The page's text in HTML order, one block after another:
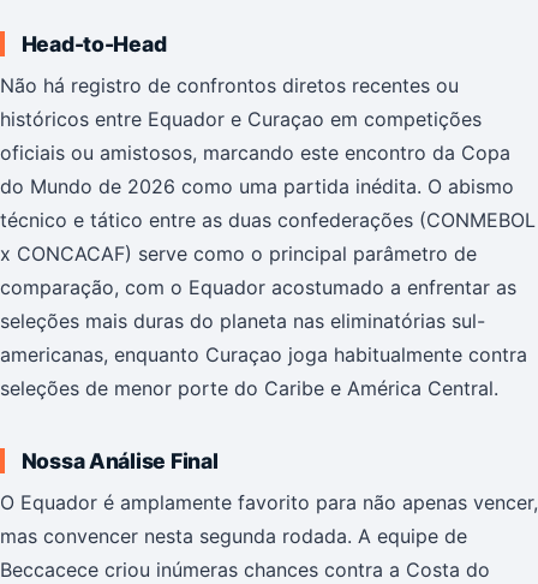
Head-to-Head
Não há registro de confrontos diretos recentes ou
históricos entre Equador e Curaçao em competições
oficiais ou amistosos, marcando este encontro da Copa
do Mundo de 2026 como uma partida inédita. O abismo
técnico e tático entre as duas confederações (CONMEBOL
x CONCACAF) serve como o principal parâmetro de
comparação, com o Equador acostumado a enfrentar as
seleções mais duras do planeta nas eliminatórias sul-
americanas, enquanto Curaçao joga habitualmente contra
seleções de menor porte do Caribe e América Central.
Nossa Análise Final
O Equador é amplamente favorito para não apenas vencer,
mas convencer nesta segunda rodada. A equipe de
Beccacece criou inúmeras chances contra a Costa do